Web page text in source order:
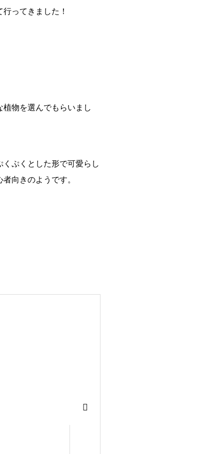
ってきました！
物を選んでもらいまし
ぷくとした形で可愛らし
向きのようです。